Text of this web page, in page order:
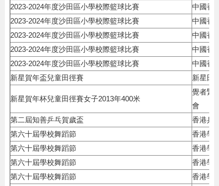
2023-2024年度沙田區小學校際籃球比賽
中國香
2023-2024年度沙田區小學校際籃球比賽
中國香
2023-2024年度沙田區小學校際籃球比賽
中國香
2023-2024年度沙田區小學校際籃球比賽
中國香
2023-2024年度沙田區小學校際籃球比賽
中國香
新星賀年盃兒童田徑賽
新星田
新星賀年杯兒童田徑賽女子2013年400米
覺者緊
會
第二屆知善乒乓賀歲盃
香港乒
第六十屆學校舞蹈節
香港學
第六十屆學校舞蹈節
香港學
第六十屆學校舞蹈節
香港學
第六十屆學校舞蹈節
香港學